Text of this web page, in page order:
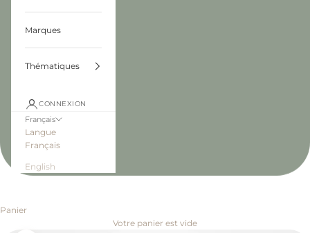
Marques
Thématiques
CONNEXION
Français
Langue
Français
English
Panier
Votre panier est vide